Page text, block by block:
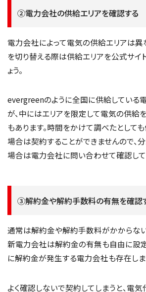
②電力会社の供給エリアを確認する
電力会社によって電気の供給エリアは異
を切り替える際は供給エリアを公式サイ
ょう。
evergreenのように全国に供給している
が、中にはエリアを限定して電気の供給
もあります。時間をかけて調べたとして
場合は契約することができませんので、
場合は電力会社に問い合わせて確認して
③解約金や解約手数料の有無を確認
通常は解約金や解約手数料がかからな
新電力会社は解約金の有無も自由に設
に解約金が発生する電力会社も存在しま
よく確認しないで契約してしまうと、電